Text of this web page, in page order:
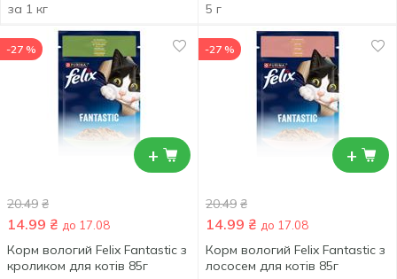
за 1 кг
5 г
+
-27 %
20.49 ₴
14.99 ₴ до 17.08
Корм вологий Felix Fantastic з
кроликом для котів 85г
+
-27 %
20.49 ₴
14.99 ₴ до 17.08
Корм вологий Felix Fantastic з
лососем для котів 85г